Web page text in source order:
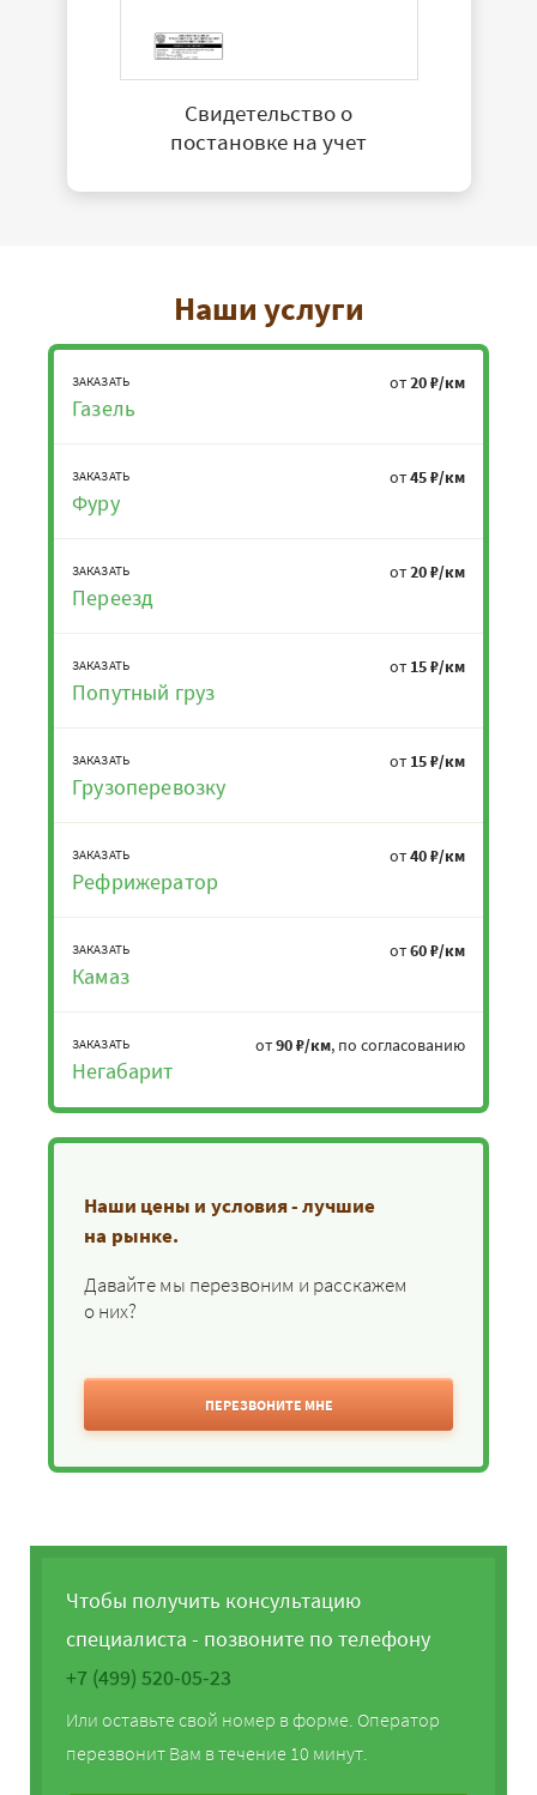
Свидетельство о
постановке на учет
Наши услуги
ЗАКАЗАТЬ
Газель
от20 ₽/км
ЗАКАЗАТЬ
Фуру
от45 ₽/км
ЗАКАЗАТЬ
Переезд
от20 ₽/км
ЗАКАЗАТЬ
Попутный груз
от 15 ₽/км
ЗАКАЗАТЬ
Грузоперевозку
от 15 ₽/км
ЗАКАЗАТЬ
Рефрижератор
от40 ₽/км
ЗАКАЗАТЬ
Камаз
от60 ₽/км
ЗАКАЗАТЬ
Негабарит
от90 ₽/км, по согласованию
Наши цены и условия - лучшие
на рынке.
Давайте мы перезвоним и расскажем
о них?
ПЕРЕЗВОНИТЕ МНЕ
Чтобы получить консультацию
специалиста - позвоните по телефону
+7 (499) 520-05-23
Или оставьте свой номер в форме. Оператор
перезвонит Вам в течение 10 минут.